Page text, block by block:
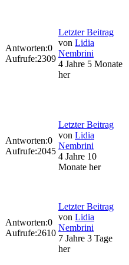
Antworten:0
Aufrufe:2309
Letzter Beitrag
von Lidia
Nembrini
4 Jahre 5 Monate
her
Antworten:0
Aufrufe:2045
Letzter Beitrag
von Lidia
Nembrini
4 Jahre 10
Monate her
Antworten:0
Aufrufe:2610
Letzter Beitrag
von Lidia
Nembrini
7 Jahre 3 Tage
her